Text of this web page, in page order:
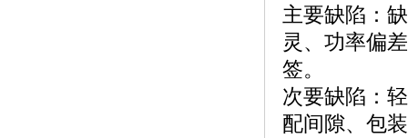
主要缺陷：
灵、功率偏
签。
次要缺陷：
配间隙、包